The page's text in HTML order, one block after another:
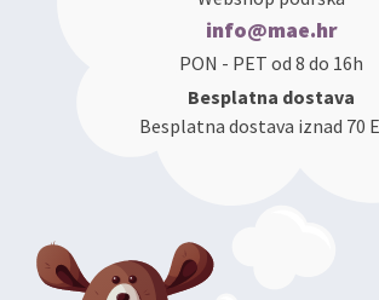
info@mae.hr
PON - PET od 8 do 16h
Besplatna dostava
Besplatna dostava iznad 70